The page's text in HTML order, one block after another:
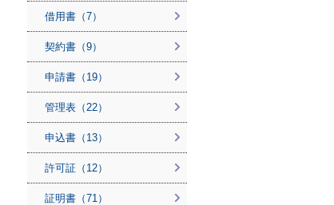
借用書（7）
契約書（9）
申請書（19）
管理表（22）
申込書（13）
許可証（12）
証明書（71）